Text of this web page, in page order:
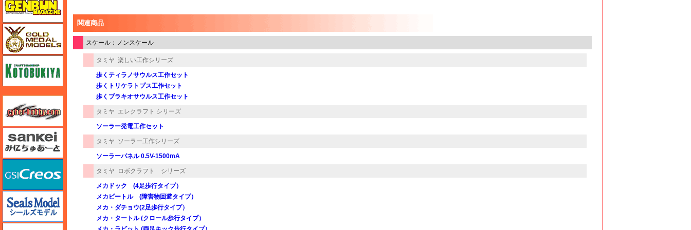
関連商品
スケール：ノンスケール
タミヤ 楽しい工作シリーズ
歩くティラノサウルス工作セット
歩くトリケラトプス工作セット
歩くブラキオサウルス工作セット
タミヤ エレクラフト シリーズ
ソーラー発電工作セット
タミヤ ソーラー工作シリーズ
ソーラーパネル 0.5V-1500mA
タミヤ ロボクラフト シリーズ
メカドック (4足歩行タイプ）
メカビートル (障害物回避タイプ）
メカ・ダチョウ(2足歩行タイプ）
メカ・タートル (クロール歩行タイプ）
ゴールドメダルモデルズ
サイバーホビー
さんけい みにちゅあーと
GSIクレオス
シールズモデル
静岡模型協同組合